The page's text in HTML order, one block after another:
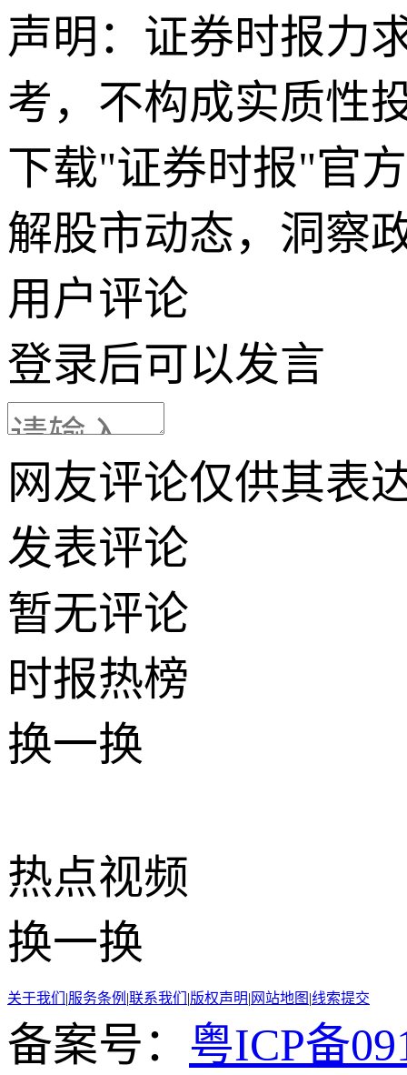
声明：证券时报力
考，不构成实质性
下载"证券时报"官
解股市动态，洞察
用户评论
登录后可以发言
网友评论仅供其表
发表评论
暂无评论
时报热榜
换一换
热点视频
换一换
关于我们 |服务条例 |联系我们 |版权声明| 网站地图 |线索提交
备案号： 粤ICP备